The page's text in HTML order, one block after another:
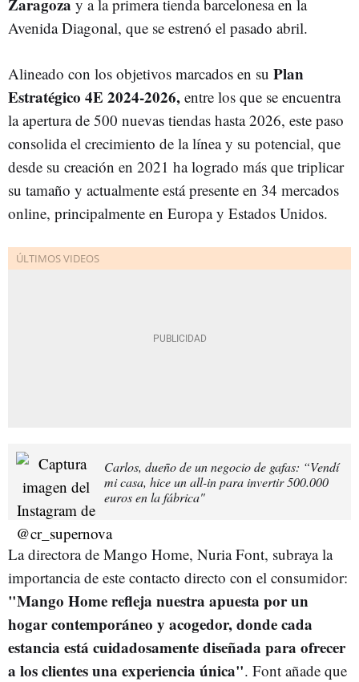
Zaragoza y a la primera tienda barcelonesa en la
Avenida Diagonal, que se estrenó el pasado abril.
Alineado con los objetivos marcados en su Plan
Estratégico 4E 2024-2026, entre los que se encuentra
la apertura de 500 nuevas tiendas hasta 2026, este paso
consolida el crecimiento de la línea y su potencial, que
desde su creación en 2021 ha logrado más que triplicar
su tamaño y actualmente está presente en 34 mercados
online, principalmente en Europa y Estados Unidos.
Carlos, dueño de un negocio de gafas: “Vendí
mi casa, hice un all-in para invertir 500.000
euros en la fábrica"
La directora de Mango Home, Nuria Font, subraya la
importancia de este contacto directo con el consumidor:
"Mango Home refleja nuestra apuesta por un
hogar contemporáneo y acogedor, donde cada
estancia está cuidadosamente diseñada para ofrecer
a los clientes una experiencia única". Font añade que